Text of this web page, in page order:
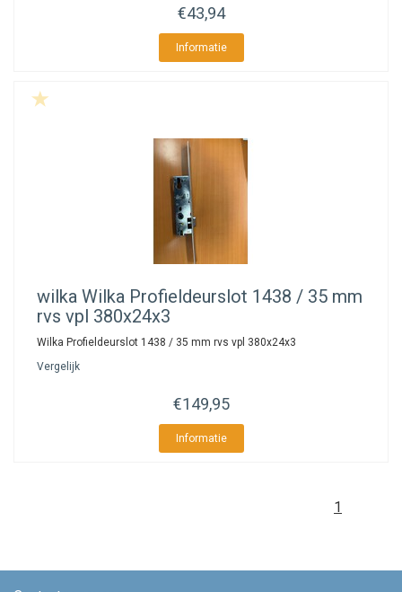
€43,94
Informatie
wilka Wilka Profieldeurslot 1438 / 35 mm
rvs vpl 380x24x3
Wilka Profieldeurslot 1438 / 35 mm rvs vpl 380x24x3
Vergelijk
€149,95
Informatie
1